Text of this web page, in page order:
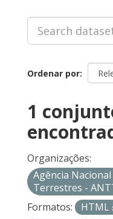
Ordenar por
1
Organizações:
Agência
Terrestres -
Formatos:
HTML